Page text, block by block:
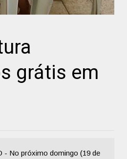
grátis em
- No próximo domingo (19 de